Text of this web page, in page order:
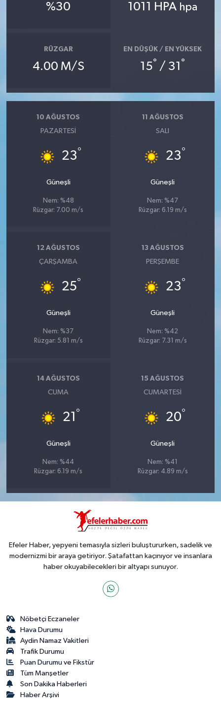
%30 1011 HPA hpa
RÜZGAR
4.00 M/S
EN DÜŞÜK / EN YÜKSEK
15° / 31 °
10 AĞUSTOS
PAZARTESI
23°
Güneşli
Nem: %48
Rüzgar: 7.00 m/s
11 AĞUSTOS
SALI
23°
Güneşli
Nem: %47
Rüzgar: 6.19 m/s
12 AĞUSTOS
ÇARŞAMBA
25°
Güneşli
Nem: %37
Rüzgar: 5.81 m/s
13 AĞUSTOS
PERŞEMBE
23°
Güneşli
Nem: %42
Rüzgar: 7.31 m/s
14 AĞUSTOS
CUMA
21 °
Güneşli
Nem: %44
Rüzgar: 6.19 m/s
15 AĞUSTOS
CUMARTESI
20°
Güneşli
Nem: %41
Rüzgar: 4.89 m/s
Efeler Haber, yepyeni temasıyla sizleri buluştururken, sadelik ve
modernizmi bir araya getiriyor. Şatafattan kaçınıyor ve insanlara
haber okuyabilecekleri bir altyapı sunuyor.
Nöbetçi Eczaneler
Hava Durumu
Aydin Namaz Vakitleri
Trafik Durumu
Puan Durumu ve Fikstür
Tüm Manşetler
Son Dakika Haberleri
Haber Arşivi